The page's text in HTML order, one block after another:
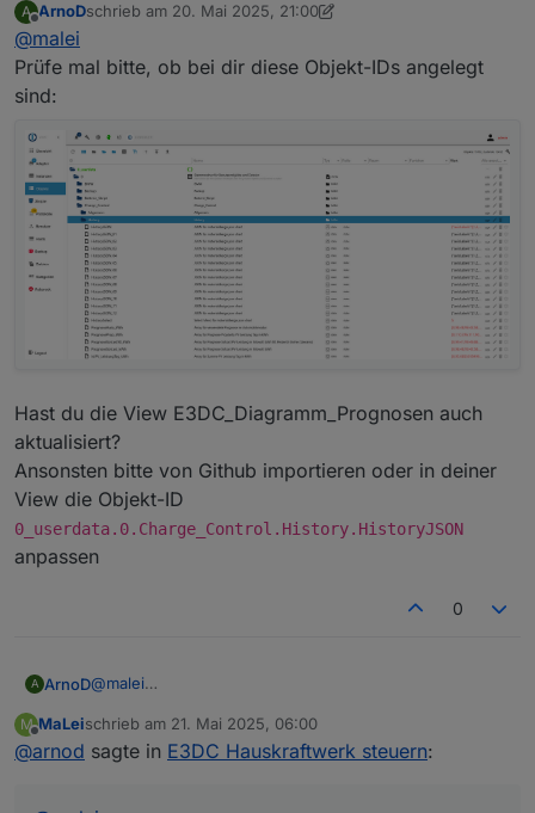
Das wird vom Script erledigt.
Für heute sollte wieder die PV-Leistung als Balken
Leider nicht. Schon seit dem 14.05. (Tag des Updates)
A
Offline
ArnoDschrieb am 20. Mai 2025, 21:00
zuletzt editiert von ArnoD
@malei
Prüfe mal bitte, ob bei dir diese Objekt-IDs angelegt
sind:
Hast du die View E3DC_Diagramm_Prognosen auch
aktualisiert?
Ansonsten bitte von Github importieren oder in deiner
View die Objekt-ID
0_userdata.0.Charge_Control.History.HistoryJSON
anpassen
0
A ArnoD@malei
sind:
Hast du die View E3DC_Diagramm_Prognosen auch
aktualisiert?
M
Offline
MaLeischrieb am 21. Mai 2025, 06:00
zuletzt editiert von
@arnod sagte in E3DC Hauskraftwerk steuern: